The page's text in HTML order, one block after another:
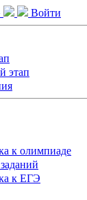
Войти
этап
к олимпиаде
к ЕГЭ